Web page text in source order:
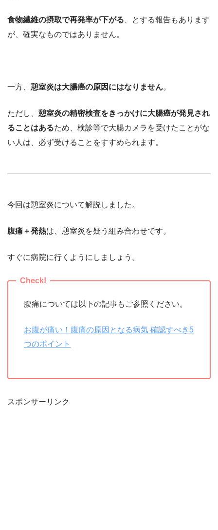
食物繊維の摂取で再発率が下がる 、とする報告もあります
が、確実なものではありません。
一方、 憩室炎は大腸癌の原因にはなりません。
ただし、 憩室炎の精密検査をきっかけに大腸癌が発見され
ることはあるため、検診等で大腸カメラを受けたことがな
い人は、必ず受けることをすすめられます。
今回は憩室炎について解説しました。
腹痛＋発熱は、憩室炎を疑う組み合わせです。
すぐに病院に行くようにしましょう。
腹痛については以下の記事もご参照ください。
お腹が痛い！腹痛の原因となる病気 確認すべき5
つのポイント
スポンサーリンク